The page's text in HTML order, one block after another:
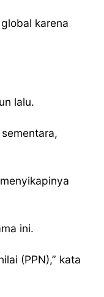
karena
lalu.
ini.
(PPN),” kata